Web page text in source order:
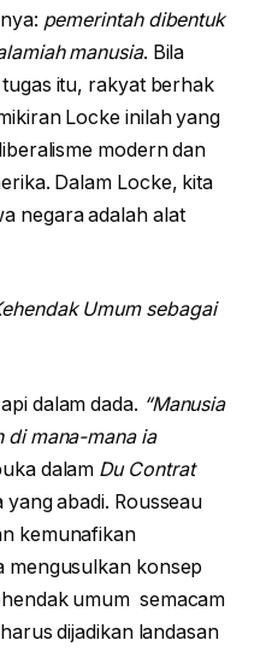
pemerintah dibentuk
manusia. Bila
itu, rakyat berhak
Locke inilah yang
modern dan
Dalam Locke, kita
negara adalah alat
Umum sebagai
dalam dada. “Manusia
di mana-mana ia
dalam Du Contrat
abadi. Rousseau
kemunafikan
mengusulkan konsep
umum semacam
dijadikan landasan